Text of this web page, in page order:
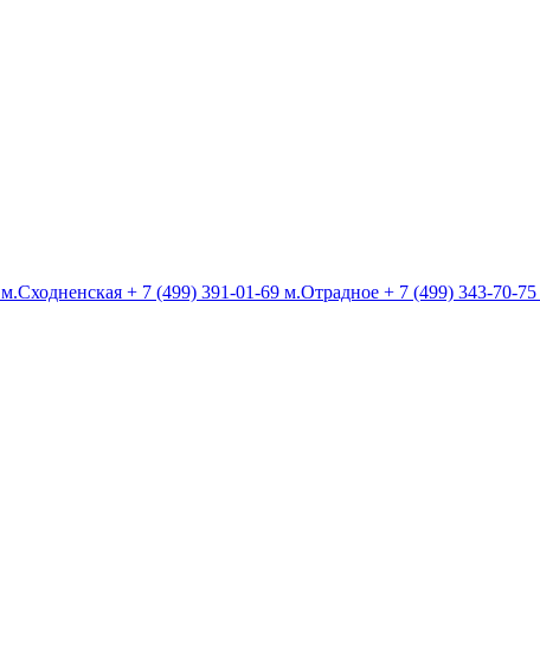
м.Сходненская + 7 (499) 391-01-69 м.Отрадное + 7 (499) 343-70-75